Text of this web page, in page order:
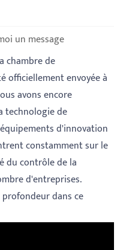
un message
chambre de
officiellement envoyée à
avons encore
technologie de
d'innovation
constamment sur le
du contrôle de la
d'entreprises.
dans ce